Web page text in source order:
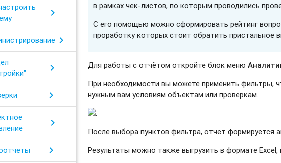
chevron_right
chevron_right
chevron_right
chevron_right
chevron_right
chevron_right
в рамках чек-листов, по которым проводились
С его помощью можно сформировать рейтинг
проработку которых стоит обратить пристальное
Для работы с отчётом откройте блок меню
При необходимости вы можете применить фильтры,
нужным вам условиям объектам или проверкам.
После выбора пунктов фильтра, отчет формируется
Результаты можно также выгрузить в формате Excel,